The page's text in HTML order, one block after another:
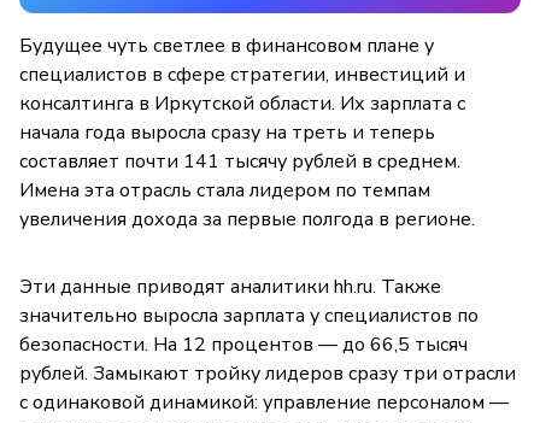
Будущее чуть светлее в финансовом плане у
специалистов в сфере стратегии, инвестиций и
консалтинга в Иркутской области. Их зарплата с
начала года выросла сразу на треть и теперь
составляет почти 141 тысячу рублей в среднем.
Имена эта отрасль стала лидером по темпам
увеличения дохода за первые полгода в регионе.
Эти данные приводят аналитики hh.ru. Также
значительно выросла зарплата у специалистов по
безопасности. На 12 процентов — до 66,5 тысяч
рублей. Замыкают тройку лидеров сразу три отрасли
с одинаковой динамикой: управление персоналом —